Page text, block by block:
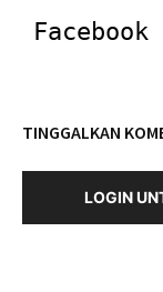
Facebook
TINGGALKAN
LOGIN